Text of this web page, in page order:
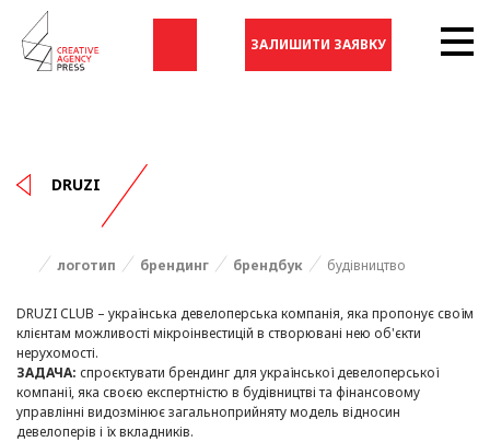
ЗАЛИШИТИ ЗАЯВКУ
DRUZI
логотип брендинг брендбук будівництво
DRUZI CLUB – українська девелоперська компанія, яка пропонує своїм
клієнтам можливості мікроінвестицій в створювані нею об'єкти
нерухомості.
ЗАДАЧА: спроєктувати брендинг для української девелоперської
компанії, яка своєю експертністю в будівництві та фінансовому
управлінні видозмінює загальноприйняту модель відносин
девелоперів і їх вкладників.